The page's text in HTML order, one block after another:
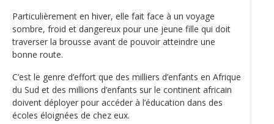
Particulièrement en hiver, elle fait face à un voyage
sombre, froid et dangereux pour une jeune fille qui doit
traverser la brousse avant de pouvoir atteindre une
bonne route.
C’est le genre d’effort que des milliers d’enfants en Afrique
du Sud et des millions d’enfants sur le continent africain
doivent déployer pour accéder à l’éducation dans des
écoles éloignées de chez eux.